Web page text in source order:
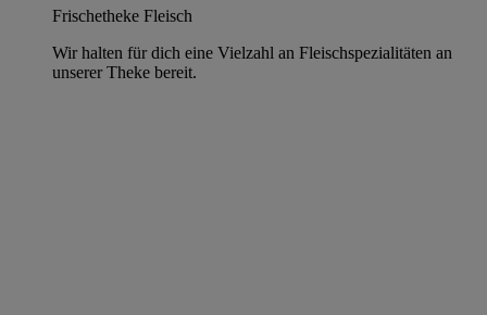
Frischetheke Fleisch
Wir halten für dich eine Vielzahl an Fleischspezialitäten an
unserer Theke bereit.